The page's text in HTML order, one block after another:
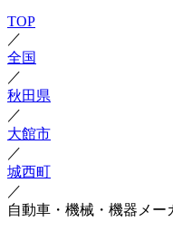
TOP
／
全国
／
秋田県
／
大館市
／
城西町
／
自動車・機械・機器メ